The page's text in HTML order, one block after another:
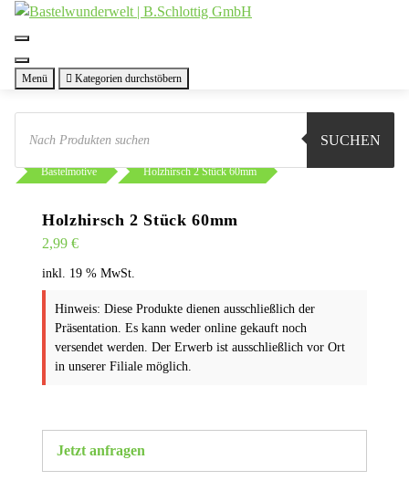
Zum
Menü Kategorien durchstöbern
Products
search
SUCHEN
Sie sind hier: Shop
Selbstbausätze
Bastelmotive
Holzhirsch 2 Stück 60mm
Holzhirsch 2 Stück 60mm
2,99 €
inkl. 19 % MwSt.
Hinweis: Diese Produkte dienen ausschließlich der
Präsentation. Es kann weder online gekauft noch
versendet werden. Der Erwerb ist ausschließlich vor Ort
in unserer Filiale möglich.
Jetzt anfragen